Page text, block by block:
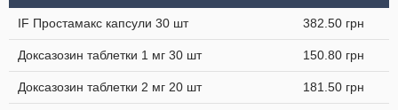
IF Простамакс капсули 30 шт 382.50 грн
Доксазозин таблетки 1 мг 30 шт 150.80 грн
Доксазозин таблетки 2 мг 20 шт 181.50 грн